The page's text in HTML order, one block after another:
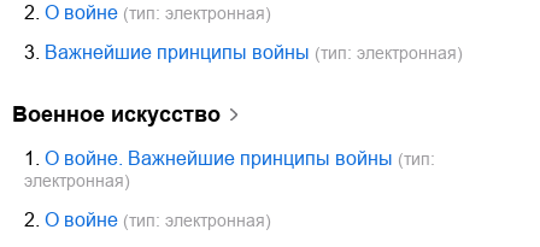
2. О войне (тип: электронная)
3. Важнейшие принципы войны (тип: электронная)
военное искусство
1. О войне. Важнейшие принципы войны (тип:
электронная)
2. О войне (тип: электронная)